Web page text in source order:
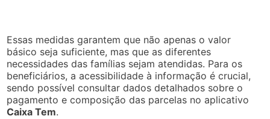
Essas medidas garantem que não apenas o valor
básico seja suficiente, mas que as diferentes
necessidades das famílias sejam atendidas. Para os
beneficiários, a acessibilidade à informação é crucial,
sendo possível consultar dados detalhados sobre o
pagamento e composição das parcelas no aplicativo
Caixa Tem.